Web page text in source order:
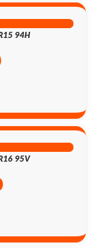
94H
95V